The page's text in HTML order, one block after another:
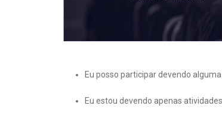
Eu posso participar devendo alguma
Eu estou devendo apenas